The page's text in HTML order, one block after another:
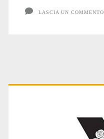
LASCIA UN COMMENTO
Primary